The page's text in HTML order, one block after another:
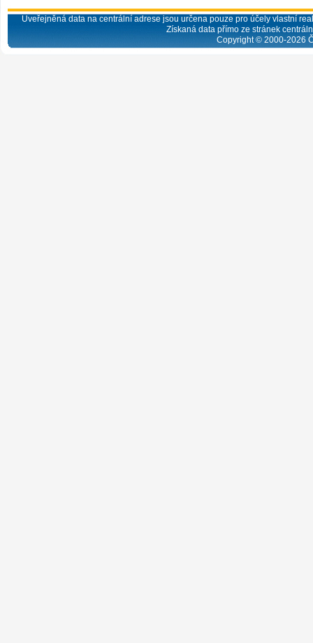
Uveřejněná data na centrální adrese jsou určena pouze pro účely vlastní
Získaná data přímo ze stránek
Copyright © 2000-2026